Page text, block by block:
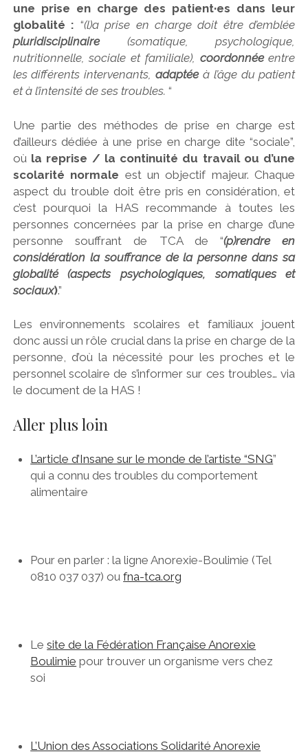
une prise en charge des patient·es dans leur
globalité : “(l)a prise en charge doit être d’emblée
pluridisciplinaire (somatique, psychologique,
nutritionnelle, sociale et familiale), coordonnéeentre
les différents intervenants,adaptée à l’âge du patient
et à l’intensité de ses troubles. “
Une partie des méthodes de prise en charge est
d’ailleurs dédiée à une prise en charge dite “sociale”,
où la reprise / la continuité du travail ou d’une
scolarité normale est un objectif majeur. Chaque
aspect du trouble doit être pris en considération, et
c’est pourquoi la HAS recommande à toutes les
personnes concernées par la prise en charge d’une
personne souffrant de TCA de “(p)rendre en
considération la souffrance de la personne dans sa
globalité (aspects psychologiques, somatiques et
sociaux).”
Les environnements scolaires et familiaux jouent
donc aussi un rôle crucial dans la prise en charge de la
personne, d’où la nécessité pour les proches et le
personnel scolaire de s’informer sur ces troubles… via
le document de la HAS !
Aller plus loin
L’article d’Insane sur le monde de l’artiste “SNG”
qui a connu des troubles du comportement
alimentaire
Pour en parler : la ligne Anorexie-Boulimie (Tel
0810 037 037) oufna-tca.org
Lesite de la Fédération Française Anorexie
Boulimie pour trouver un organisme vers chez
soi
L’Union des Associations Solidarité Anorexie